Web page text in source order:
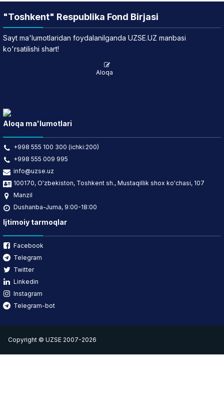
"Toshkent" Respublika Fond Birjasi
Sayt ma'lumotlaridan foydalanilganda UZSE.UZ manbasi
ko'rsatilishi shart!
Aloqa
Aloqa ma'lumotlari
+998 555 100 300 (ichki:200)
+998 555 009 995
info@uzse.uz
100170, O'zbekiston, Toshkent sh., Mustaqillik shox ko'chasi, 107
Manzil
Dushanba-Juma, 9:00-18:00
Ijtimoiy tarmoqlar
Facebook
Telegram
Twitter
Linkedin
Instagram
Telegram-bot
Copyright © UZSE 2007-2026